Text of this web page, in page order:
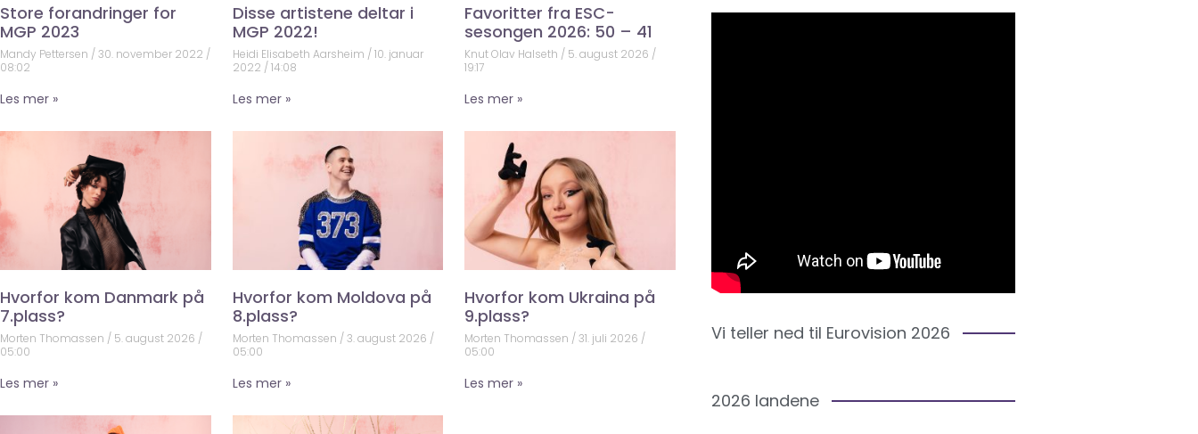
Store forandringer for
MGP 2023
Mandy Pettersen
30. november 2022
08:02
Les mer »
Disse artistene deltar i
MGP 2022!
Heidi Elisabeth Aarsheim 10. januar
2022 14:08
Les mer »
Favoritter fra ESC-
sesongen 2026: 50 – 41
Knut Olav Halseth
5. august 2026
19:17
Les mer »
Hvorfor kom Danmark på
7.plass?
Morten Thomassen
5. august 2026
05:00
Les mer »
Hvorfor kom Moldova på
8.plass?
Morten Thomassen 3. august 2026
05:00
Les mer »
Hvorfor kom Ukraina på
9.plass?
Morten Thomassen
31. juli 2026
05:00
Les mer »
Vi teller ned til Eurovision 2026
2026 landene